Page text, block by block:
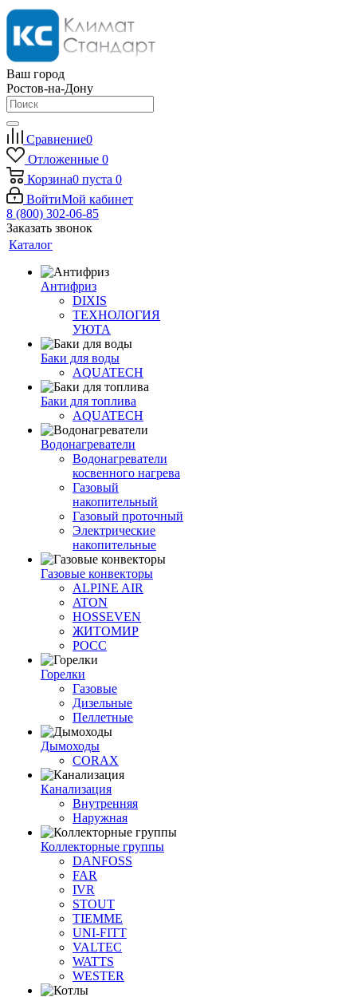
Ваш город
Ростов-на-Дону
Сравнение0
Отложенные 0
Корзина0 пуста 0
ВойтиМой кабинет
8 (800) 302-06-85
Заказать звонок
Каталог
Антифриз
DIXIS
ТЕХНОЛОГИЯ
УЮТА
Баки для воды
AQUATECH
Баки для топлива
AQUATECH
Водонагреватели
Водонагреватели
косвенного нагрева
Газовый
накопительный
Газовый проточный
Электрические
накопительные
Газовые конвекторы
ALPINE AIR
ATON
HOSSEVEN
ЖИТОМИР
РОСС
Горелки
Газовые
Дизельные
Пеллетные
Дымоходы
CORAX
Канализация
Внутренняя
Наружная
Коллекторные группы
DANFOSS
FAR
IVR
STOUT
TIEMME
UNI-FITT
VALTEC
WATTS
WESTER